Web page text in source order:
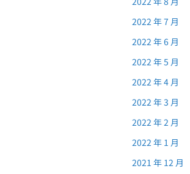
2022 年 7 月
2022 年 6 月
2022 年 5 月
2022 年 4 月
2022 年 3 月
2022 年 2 月
2022 年 1 月
2021 年 12 月